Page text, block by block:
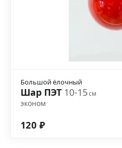
Большой ёлочный
Шар ПЭТ 10-15см
эконом
120 ₽